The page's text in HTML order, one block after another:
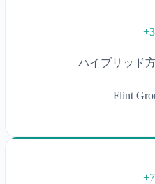
ハイブリッド
Flint